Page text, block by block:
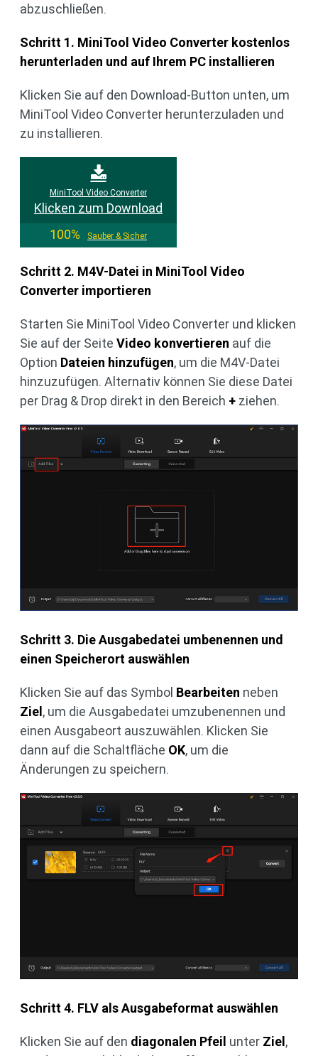
abzuschließen.
Schritt 1. MiniTool Video Converter kostenlos
herunterladen und auf Ihrem PC installieren
Klicken Sie auf den Download-Button unten, um
MiniTool Video Converter herunterzuladen und
zu installieren.
MiniTool Video Converter
Klicken zum Download
100%
Sauber & Sicher
Schritt 2. M4V-Datei in MiniTool Video
Converter importieren
Starten Sie MiniTool Video Converter und klicken
Sie auf der Seite Video konvertieren auf die
Option Dateien hinzufügen, um die M4V-Datei
hinzuzufügen. Alternativ können Sie diese Datei
per Drag & Drop direkt in den Bereich + ziehen.
Schritt 3. Die Ausgabedatei umbenennen und
einen Speicherort auswählen
Klicken Sie auf das Symbol Bearbeiten neben
Ziel, um die Ausgabedatei umzubenennen und
einen Ausgabeort auszuwählen. Klicken Sie
dann auf die Schaltfläche OK, um die
Änderungen zu speichern.
Schritt 4. FLV als Ausgabeformat auswählen
Klicken Sie auf den diagonalen Pfeil unter Ziel,